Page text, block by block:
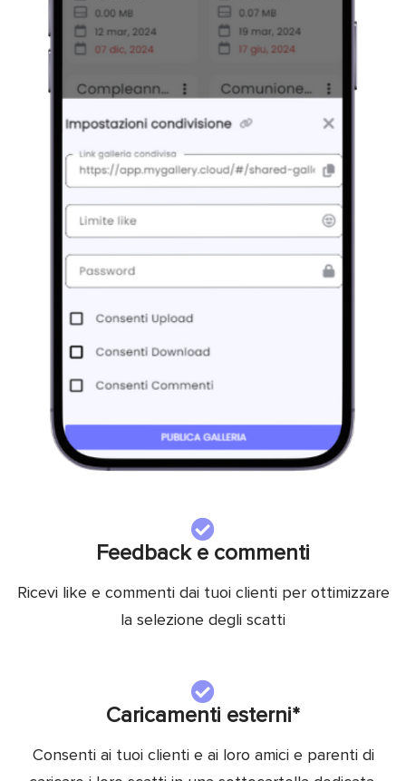
Feedback e commenti
Ricevi like e commenti dai tuoi clienti per ottimizzare
la selezione degli scatti
Caricamenti esterni*
Consenti ai tuoi clienti e ai loro amici e parenti di